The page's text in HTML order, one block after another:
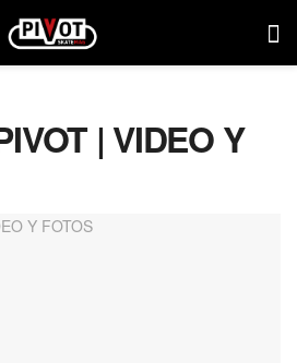
| VIDEO Y